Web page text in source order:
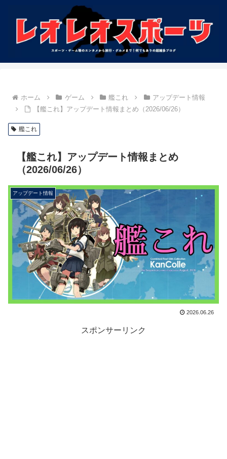
ホーム ゲーム 艦これ
アップデート情報
【艦これ】アップデート情報まとめ（2026/06/26）
艦これ
【艦これ】アップデート情報まとめ
（2026/06/26）
アップデート情報
2026.06.26
スポンサーリンク